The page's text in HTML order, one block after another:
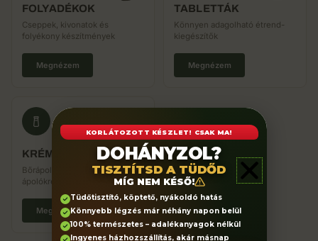
FOLYADÉKOK
Cseppek, kivonatok és
folyékony készítmények
Megnézem
TABLETTÁK
Könnyen adagolható étrend-
kiegészítők
Megnézem
KRÉMEK
Bőrápoló és speciális
ápolókrémek
Megnézem
KORLÁTOZOTT KÉSZLET! CSAK MA!
DOHÁNYZOL?
TISZTÍTSD A TÜDŐD
MÍG NEM KÉSŐ!
Tüdőtisztító, köptető, nyákoldó hatás
Könnyebb légzés már néhány napon belül
100% természetes – adalékanyagok nélkül
Ingyenes házhozszállítás, akár másnap